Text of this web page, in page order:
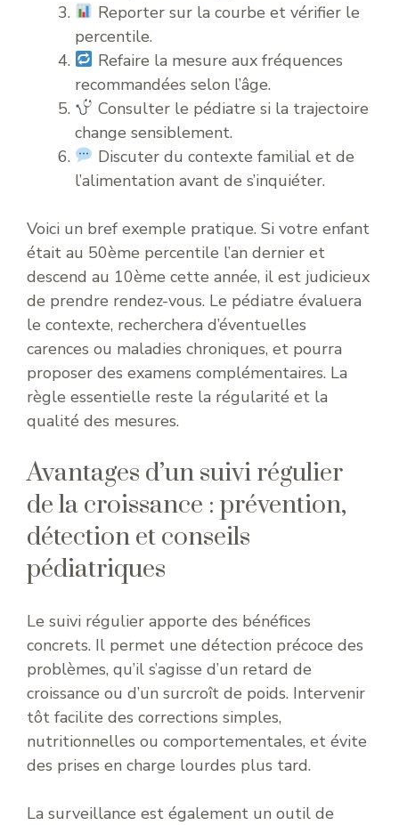
Reporter sur la courbe et vérifier le
percentile.
Refaire la mesure aux fréquences
recommandées selon l’âge.
Consulter le pédiatre si la trajectoire
change sensiblement.
Discuter du contexte familial et de
l’alimentation avant de s’inquiéter.
Voici un bref exemple pratique. Si votre enfant
était au 50ème percentile l’an dernier et
descend au 10ème cette année, il est judicieux
de prendre rendez-vous. Le pédiatre évaluera
le contexte, recherchera d’éventuelles
carences ou maladies chroniques, et pourra
proposer des examens complémentaires. La
règle essentielle reste la régularité et la
qualité des mesures.
Avantages d’un suivi régulier
de la croissance : prévention,
détection et conseils
pédiatriques
Le suivi régulier apporte des bénéfices
concrets. Il permet une détection précoce des
problèmes, qu’il s’agisse d’un retard de
croissance ou d’un surcroît de poids. Intervenir
tôt facilite des corrections simples,
nutritionnelles ou comportementales, et évite
des prises en charge lourdes plus tard.
La surveillance est également un outil de